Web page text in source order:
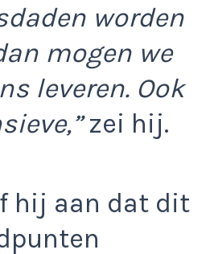
worden
mogen we
leveren. Ook
zei hij.
hij aan dat dit